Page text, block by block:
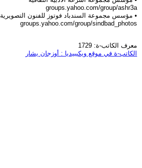
groups.yahoo.com/group/ashr3a
• مؤسس مجموعة السندباد فوتوز للفنون التصويرية
groups.yahoo.com/group/sindbad_photos
معرف الكاتب-ة: 1729
الكاتب-ة في موقع ويكيبيديا : أوزجان يشار